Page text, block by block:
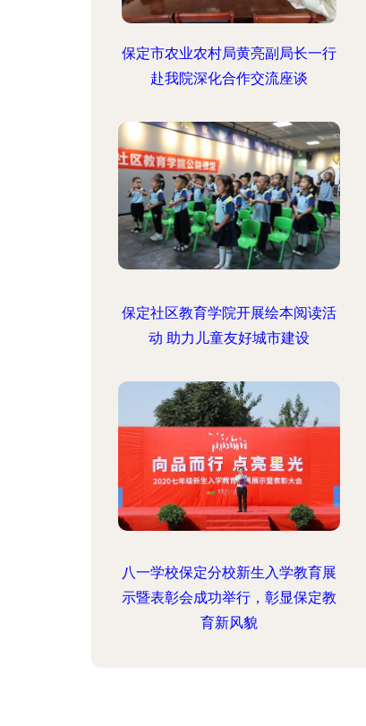
保定市农业农村局黄亮副局长一行
赴我院深化合作交流座谈
保定社区教育学院开展绘本阅读活
动 助力儿童友好城市建设
八一学校保定分校新生入学教育展
示暨表彰会成功举行，彰显保定教
育新风貌